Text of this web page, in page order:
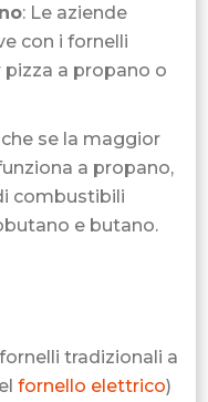
: Le aziende
con i fornelli
a propano o
se la maggior
a propano,
combustibili
e butano.
fornelli tradizionali a
fornello elettrico)